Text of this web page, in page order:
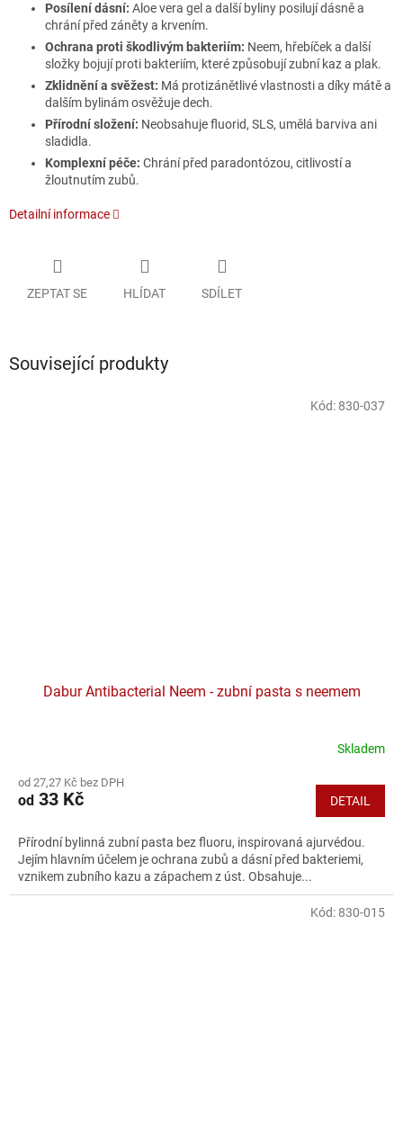
Posílení dásní: Aloe vera gel a další byliny posilují dásně a
chrání před záněty a krvením.
Ochrana proti škodlivým bakteriím: Neem, hřebíček a další
složky bojují proti bakteriím, které způsobují zubní kaz a plak.
Zklidnění a svěžest: Má protizánětlivé vlastnosti a díky mátě a
dalším bylinám osvěžuje dech.
Přírodní složení: Neobsahuje fluorid, SLS, umělá barviva ani
sladidla.
Komplexní péče: Chrání před paradontózou, citlivostí a
žloutnutím zubů.
Detailní informace
ZEPTAT SE HLÍDAT SDÍLET
Související produkty
Dabur Antibacterial Neem - zubní pasta s neemem
Skladem
od 27,27 Kč bez DPH
od 33 Kč DETAIL
Přírodní bylinná zubní pasta bez fluoru, inspirovaná ajurvédou.
Jejím hlavním účelem je ochrana zubů a dásní před bakteriemi,
vznikem zubního kazu a zápachem z úst. Obsahuje...
Kód: 830-037
Kód: 830-015